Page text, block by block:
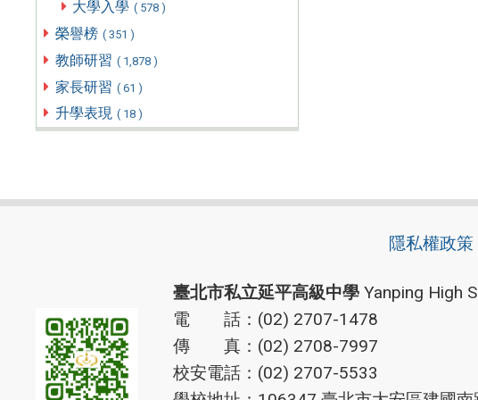
大學入學 ( 578 )
榮譽榜 ( 351 )
教師研習 ( 1,878 )
家長研習 ( 61 )
升學表現 ( 18 )
隱私權政策
臺北市私立延平高級中學Yanping High
電 話：(02) 2707-1478
傳 真：(02) 2708-7997
校安電話：(02) 2707-5533